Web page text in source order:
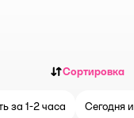
Сортировка
за 1-2 часа Сегодня